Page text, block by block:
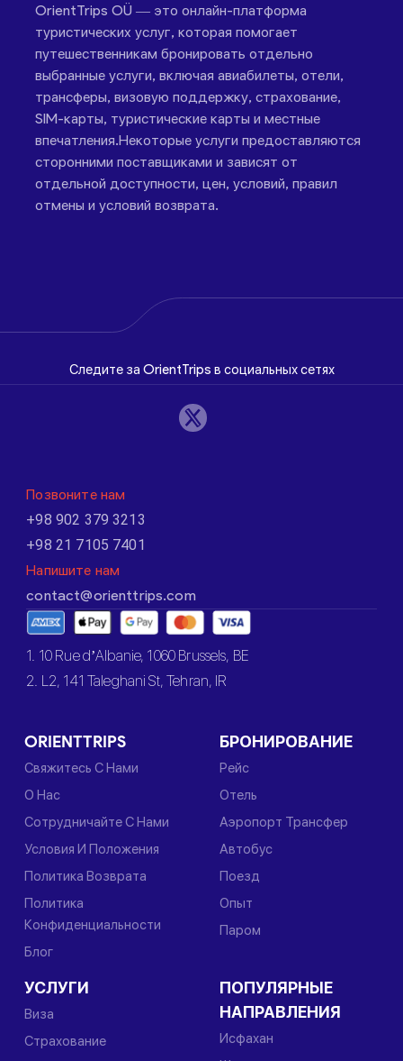
OrientTrips OÜ — это онлайн-платформа
туристических услуг, которая помогает
путешественникам бронировать отдельно
выбранные услуги, включая авиабилеты, отели,
трансферы, визовую поддержку, страхование,
SIM-карты, туристические карты и местные
впечатления.Некоторые услуги предоставляются
сторонними поставщиками и зависят от
отдельной доступности, цен, условий, правил
отмены и условий возврата.
Следите за OrientTrips в социальных сетях
Позвоните нам
+98 902 379 3213
+98 21 7105 7401
Напишите нам
contact@orienttrips.com
1. 10 Rue d’Albanie, 1060 Brussels, BE
2. L2, 141 Taleghani St, Tehran, IR
ORIENTTRIPS
Свяжитесь С Нами
О Нас
Сотрудничайте С Нами
Условия И Положения
Политика Возврата
Политика
Конфиденциальности
Блог
БРОНИРОВАНИЕ
Рейс
Отель
Аэропорт Трансфер
Автобус
Поезд
Опыт
Паром
УСЛУГИ
Виза
Страхование
ПОПУЛЯРНЫЕ
НАПРАВЛЕНИЯ
Исфахан